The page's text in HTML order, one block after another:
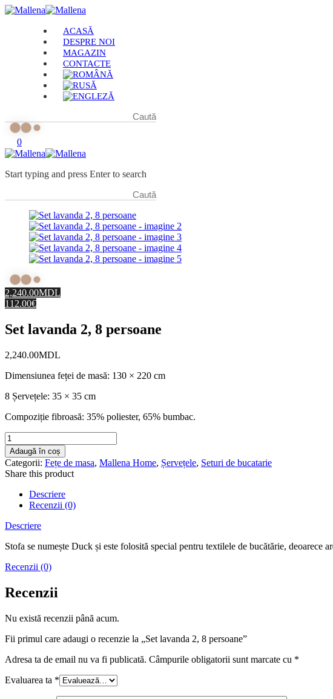
ACASĂ
DESPRE NOI
MAGAZIN
CONTACTE
0
Start typing and press Enter to search
2,240.00MDL
112.00€
Set lavanda 2, 8 persoane
2,240.00MDL
Dimensiunea feței de masă: 130 × 220 cm
8 Șervețele: 35 × 35 cm
Compoziție fibroasă: 35% poliester, 65% bumbac.
Cantitate
Set
lavanda
2,
8
persoane
Adaugă în coș
Categorii: Fețe de masa, Mallena Home, Șervețele, Seturi de bucatarie
Share this product
Descriere
Recenzii (0)
Descriere
Stofa se numește Duck și este folosită special pentru textilele de bucătărie, deoarece
Recenzii (0)
Recenzii
Nu există recenzii până acum.
Fii primul care adaugi o recenzie la „Set lavanda 2, 8 persoane”
Adresa ta de email nu va fi publicată. Câmpurile obligatorii sunt marcate cu *
Evaluarea ta *